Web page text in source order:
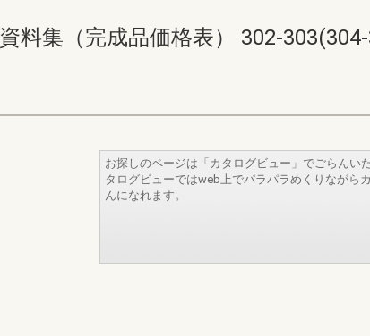
集（完成品価格表） 302-
お探しのページは「カタログビュー」でごらんい
タログビューではweb上でパラパラめくりながら
んになれます。